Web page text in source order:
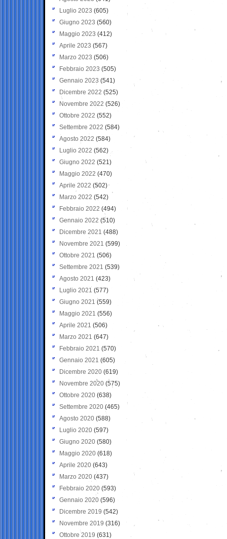
Luglio 2023 (605)
Giugno 2023 (560)
Maggio 2023 (412)
Aprile 2023 (567)
Marzo 2023 (506)
Febbraio 2023 (505)
Gennaio 2023 (541)
Dicembre 2022 (525)
Novembre 2022 (526)
Ottobre 2022 (552)
Settembre 2022 (584)
Agosto 2022 (584)
Luglio 2022 (562)
Giugno 2022 (521)
Maggio 2022 (470)
Aprile 2022 (502)
Marzo 2022 (542)
Febbraio 2022 (494)
Gennaio 2022 (510)
Dicembre 2021 (488)
Novembre 2021 (599)
Ottobre 2021 (506)
Settembre 2021 (539)
Agosto 2021 (423)
Luglio 2021 (577)
Giugno 2021(559)
Maggio 2021 (556)
Aprile 2021 (506)
Marzo 2021 (647)
Febbraio 2021 (570)
Gennaio 2021 (605)
Dicembre 2020 (619)
Novembre 2020 (575)
Ottobre 2020 (638)
Settembre 2020(465)
Agosto 2020 (588)
Luglio 2020 (597)
Giugno 2020 (580)
Maggio 2020 (618)
Aprile 2020 (643)
Marzo 2020 (437)
Febbraio 2020 (593)
Gennaio 2020 (596)
Dicembre 2019 (542)
Novembre 2019 (316)
Ottobre 2019 (631)